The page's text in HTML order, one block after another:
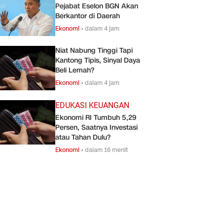
Pejabat Eselon BGN Akan
Berkantor di Daerah
Ekonomi •dalam 4 jam
Niat Nabung Tinggi Tapi
Kantong Tipis, Sinyal Daya
Beli Lemah?
Ekonomi •dalam 4 jam
EDUKASI KEUANGAN
Ekonomi RI Tumbuh 5,29
Persen, Saatnya Investasi
atau Tahan Dulu?
Ekonomi •dalam 16 menit